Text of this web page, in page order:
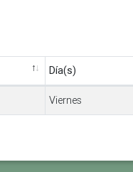
Día(s)
Viernes